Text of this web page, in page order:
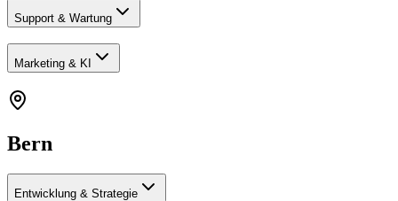
Support & Wartung
Marketing & KI
Bern
Entwicklung & Strategie